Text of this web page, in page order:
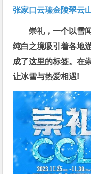
张家口云瑧金陵翠云
崇礼，一个以雪
纯白之境吸引着各地
成了这里的标签。在
让冰雪与热爱相遇!